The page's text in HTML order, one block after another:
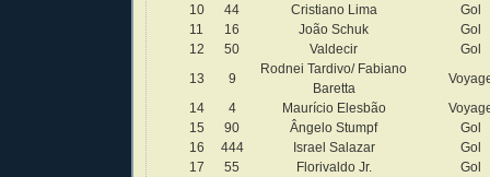
10
44 Cristiano Lima
Gol
11
16 João Schuk
Gol
12
50 Valdecir
Gol
13
9
Rodnei Tardivo/ Fabiano
Baretta
14
4 Maurício Elesbão
15
90 Ângelo Stumpf
Gol
16
444 Israel Salazar
Gol
17
55 Florivaldo Jr.
Gol